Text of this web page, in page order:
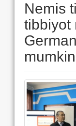
Nemis
tibbiyot
mumkin